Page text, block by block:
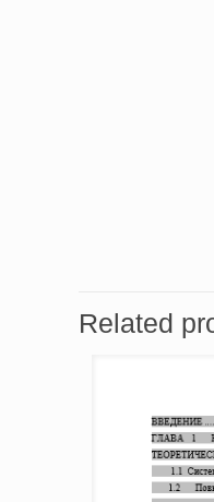
Related